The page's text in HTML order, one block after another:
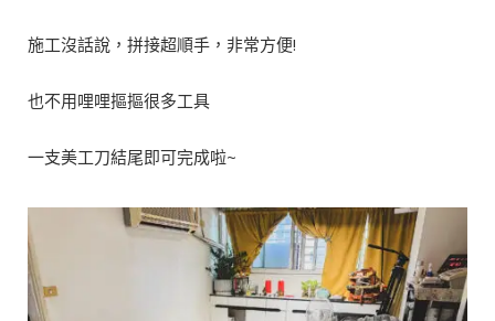
施工沒話說，拼接超順手，非常方便!
也不用哩哩摳摳很多工具
一支美工刀結尾即可完成啦~